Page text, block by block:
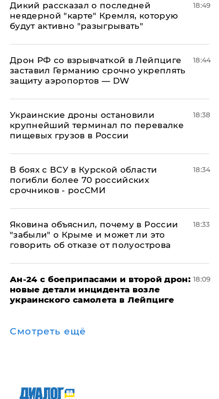
Дикий рассказал о последней
неядерной "карте" Кремля, которую
будут активно "разыгрывать"
18:49
​Дрон РФ со взрывчаткой в Лейпциге
заставил Германию срочно укреплять
защиту аэропортов — DW
18:44
Украинские дроны остановили
крупнейший терминал по перевалке
пищевых грузов в России
18:38
В боях с ВСУ в Курской области
погибли более 70 российских
срочников - росСМИ
18:34
Яковина объяснил, почему в России
"забыли" о Крыме и может ли это
говорить об отказе от полуострова
18:33
Ан-24 с боеприпасами и второй дрон:
новые детали инцидента возле
украинского самолета в Лейпциге
18:09
Смотреть ещё